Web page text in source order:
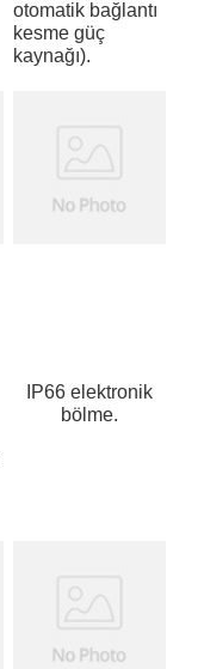
otomatik bağlantı
kesme güç
kaynağı).
IP66 elektronik
bölme.